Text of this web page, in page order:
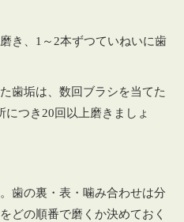
き、1～2本ずつていねいに歯
歯垢は、数回ブラシを当てた
つき20回以上磨きましょ
歯の裏・表・噛み合わせは分
どの順番で磨くか決めておく